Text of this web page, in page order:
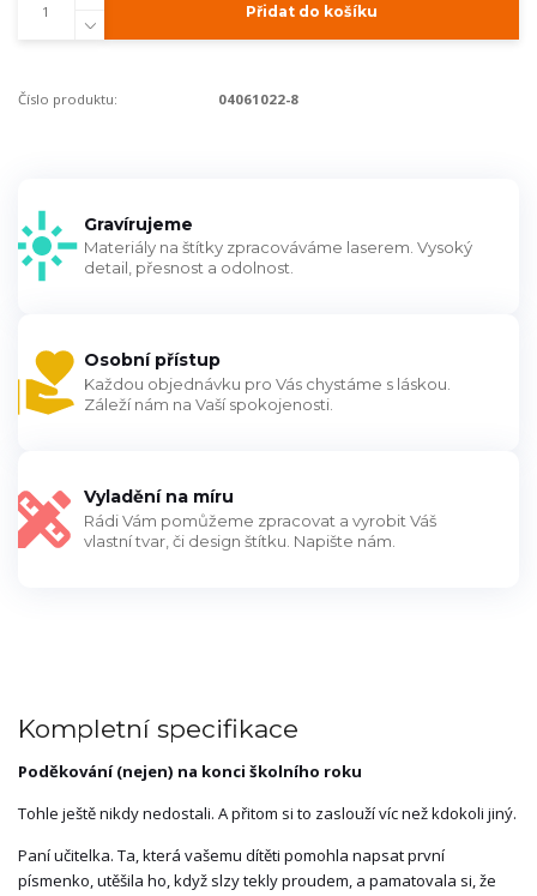
Přidat do košíku
Číslo produktu: 04061022-8
Gravírujeme
Materiály na štítky zpracováváme laserem. Vysoký
detail, přesnost a odolnost.
Osobní přístup
Každou objednávku pro Vás chystáme s láskou.
Záleží nám na Vaší spokojenosti.
Vyladění na míru
Rádi Vám pomůžeme zpracovat a vyrobit Váš
vlastní tvar, či design štítku. Napište nám.
Kompletní specifikace
Poděkování (nejen) na konci školního roku
Tohle ještě nikdy nedostali. A přitom si to zaslouží víc než kdokoli jiný.
Paní učitelka. Ta, která vašemu dítěti pomohla napsat první
písmenko, utěšila ho, když slzy tekly proudem, a pamatovala si, že